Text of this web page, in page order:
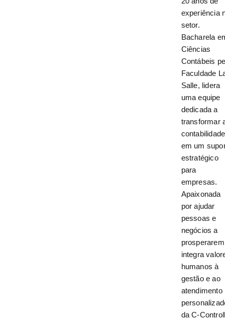
experiência
setor.
Bacharela
Ciências
Contábeis
Faculdade
Salle, lidera
uma equipe
dedicada a
transformar
contabilidade
em um
estratégico
para
empresas.
Apaixonada
por ajudar
pessoas e
negócios a
integra
humanos à
gestão e ao
atendimento
da C-